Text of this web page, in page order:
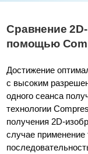
Сравнение
помощью
Достижение
с высоким
одного сеанса
технологии
получения 2D-
случае применение